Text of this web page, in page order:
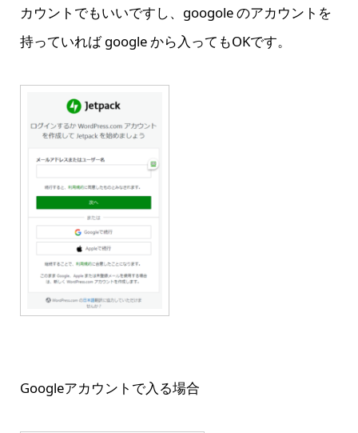
カウントでもいいですし、googole のアカウントを
持っていれば google から入ってもOKです。
Googleアカウントで入る場合